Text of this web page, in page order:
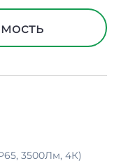
3500Лм, 4К)